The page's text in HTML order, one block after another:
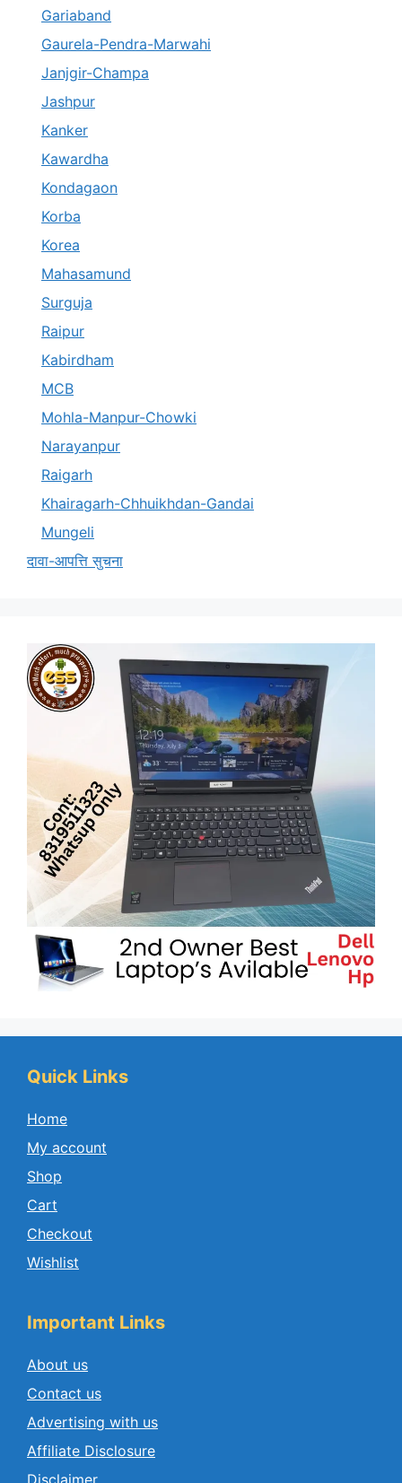
Gariaband
Gaurela-Pendra-Marwahi
Janjgir-Champa
Jashpur
Kanker
Kawardha
Kondagaon
Korba
Korea
Mahasamund
Surguja
Raipur
Kabirdham
MCB
Mohla-Manpur-Chowki
Narayanpur
Raigarh
Khairagarh-Chhuikhdan-Gandai
Mungeli
दावा-आपत्ति सुचना
Quick Links
Home
My account
Shop
Cart
Checkout
Wishlist
Important Links
About us
Contact us
Advertising with us
Affiliate Disclosure
Disclaimer